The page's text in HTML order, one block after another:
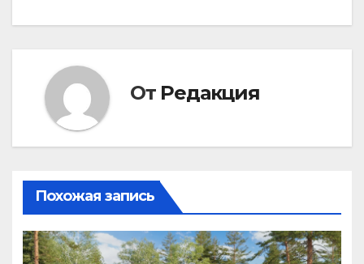
От Редакция
Похожая запись